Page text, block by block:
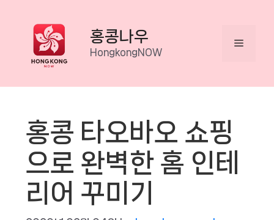
content
홍콩나우
HongkongNOW
Menu
홍콩 타오바오 쇼핑
으로 완벽한 홈 인테
리어 꾸미기